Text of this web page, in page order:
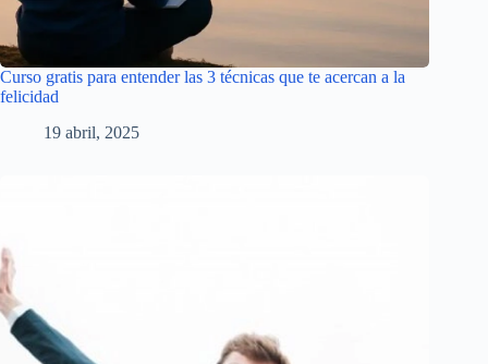
Curso gratis para entender las 3 técnicas que te acercan a la
felicidad
19 abril, 2025